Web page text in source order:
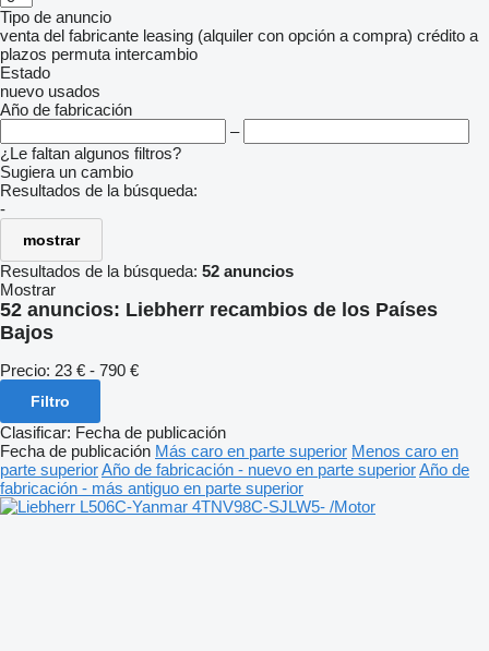
Tipo de anuncio
venta del fabricante leasing (alquiler con opción a compra) crédito a
plazos permuta intercambio
Estado
nuevo usados
Año de fabricación
–
¿Le faltan algunos filtros?
Sugiera un cambio
Resultados de la búsqueda:
-
mostrar
Resultados de la búsqueda: 52 anuncios
Mostrar
52 anuncios: Liebherr recambios de los Países
Bajos
Precio: 23 € - 790 €
Filtro
Clasificar: Fecha de publicación
Fecha de publicación Más caro en parte superior Menos caro en
parte superiorAño de fabricación - nuevo en parte superiorAño de
fabricación - más antiguo en parte superior